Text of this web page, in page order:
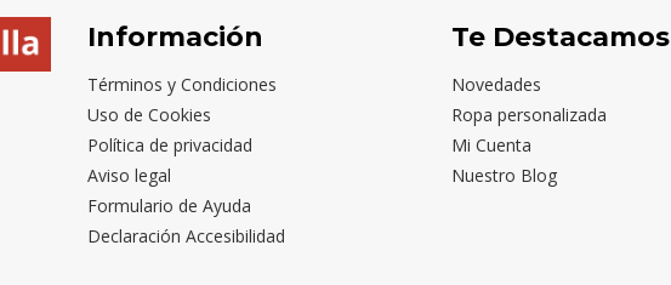
Información
Términos y Condiciones
Uso de Cookies
Política de privacidad
Aviso legal
Formulario de Ayuda
Declaración Accesibilidad
Te Destacamos
Novedades
Ropa personalizada
Mi Cuenta
Nuestro Blog